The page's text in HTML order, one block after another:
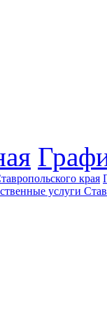
края
услуги